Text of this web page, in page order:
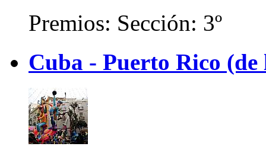
Premios: Sección: 3º
Cuba - Puerto Rico